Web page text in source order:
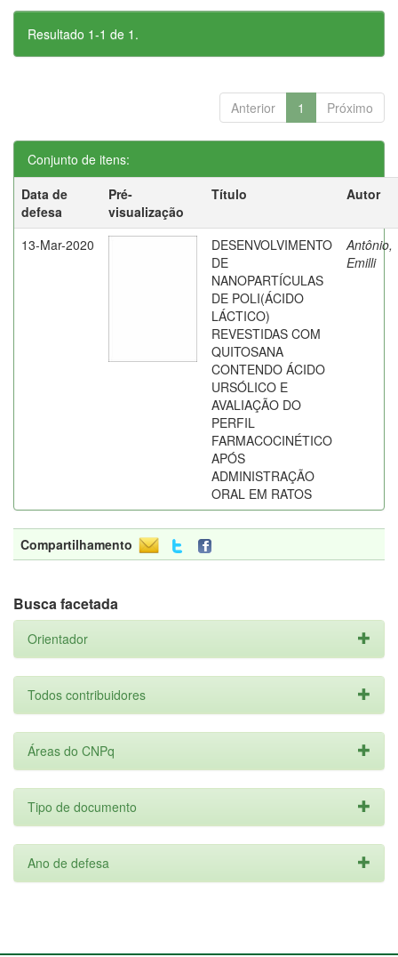
Resultado 1-1 de 1.
Anterior 1 Próximo
Conjunto de itens:
Data de
defesa
Pré-
visualização
Título Autor
13-Mar-2020
DESENVOLVIMENTO
DE
NANOPARTÍCULAS
DE POLI(ÁCIDO
LÁCTICO)
REVESTIDAS COM
QUITOSANA
CONTENDO ÁCIDO
URSÓLICO E
AVALIAÇÃO DO
PERFIL
FARMACOCINÉTICO
APÓS
ADMINISTRAÇÃO
ORAL EM RATOS
Antônio,
Emilli
Compartilhamento
Busca facetada
Orientador
Todos contribuidores
Áreas do CNPq
Tipo de documento
Ano de defesa